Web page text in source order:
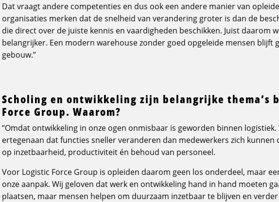
Dat vraagt andere competenties en dus ook een andere manier van
organisaties merken dat de snelheid van verandering groter is dan de
die direct over de juiste kennis en vaardigheden beschikken. Juist daarom
belangrijker. Een modern warehouse zonder goed opgeleide mensen blijft
gebouw.”
Scholing en ontwikkeling zijn belangrijke thema’s
Force Group. Waarom?
“Omdat ontwikkeling in onze ogen onmisbaar is geworden binnen
ertegenaan dat functies sneller veranderen dan medewerkers zich kunnen
op inzetbaarheid, productiviteit én behoud van personeel.
Voor Logistic Force Group is opleiden daarom geen los onderdeel, maar
onze aanpak. Wij geloven dat werk en ontwikkeling hand in hand moeten
plaatsen, maar mensen helpen om duurzaam inzetbaar te blijven en